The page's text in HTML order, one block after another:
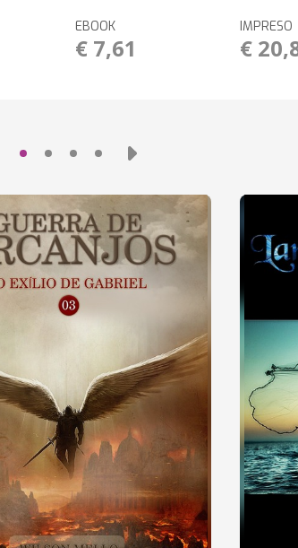
EBOOK
€ 7,61
IMPRESO
€